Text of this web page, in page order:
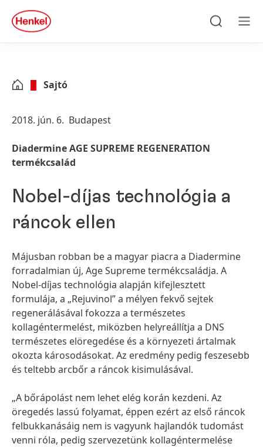
Skip to footer
quick
search
Sajtó
2018. jún. 6. Budapest
Diadermine AGE SUPREME REGENERATION
termékcsalád
Nobel-díjas technológia a
ráncok ellen
Májusban robban be a magyar piacra a Diadermine
forradalmian új, Age Supreme termékcsaládja. A
Nobel-díjas technológia alapján kifejlesztett
formulája, a „Rejuvinol” a mélyen fekvő sejtek
regenerálásával fokozza a természetes
kollagéntermelést, miközben helyreállítja a DNS
természetes elöregedése és a környezeti ártalmak
okozta károsodásokat. Az eredmény pedig feszesebb
és teltebb arcbőr a ráncok kisimulásával.
„A bőrápolást nem lehet elég korán kezdeni. Az
öregedés lassú folyamat, éppen ezért az első ráncok
felbukkanásáig nem is vagyunk hajlandók tudomást
venni róla, pedig szervezetünk kollagéntermelése